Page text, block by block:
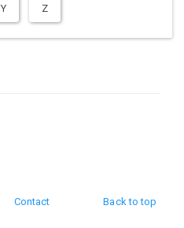
Y Z
Back to top
Contact